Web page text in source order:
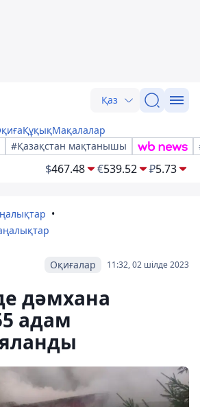
Қаз
ҚұқықМақалалар
#Қазақстан мақтанышы
$467.48 €539.52 ₽5.73
11:32, 02 шілде 2023
Оқиғалар
дәмхана
адам